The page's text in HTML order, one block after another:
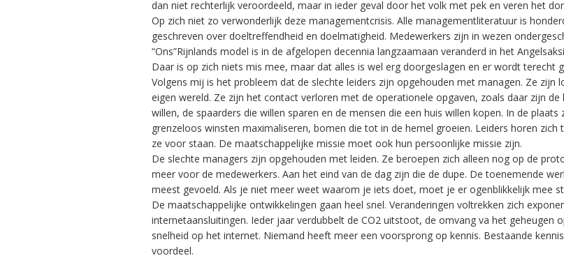
dan niet rechterlijk veroordeeld, maar in ieder geval door het volk met pek en veren het
Op zich niet zo verwonderlijk deze managementcrisis. Alle managementliteratuur is
geschreven over doeltreffendheid en doelmatigheid. Medewerkers zijn in wezen
“Ons”Rijnlands model is in de afgelopen decennia langzaamaan veranderd in het
Daar is op zich niets mis mee, maar dat alles is wel erg doorgeslagen en er wordt terecht
Volgens mij is het probleem dat de slechte leiders zijn opgehouden met managen. Ze zijn
eigen wereld. Ze zijn het contact verloren met de operationele opgaven, zoals daar zijn
willen, de spaarders die willen sparen en de mensen die een huis willen kopen. In de
grenzeloos winsten maximaliseren, bomen die tot in de hemel groeien. Leiders horen
ze voor staan. De maatschappelijke missie moet ook hun persoonlijke missie zijn.
De slechte managers zijn opgehouden met leiden. Ze beroepen zich alleen nog op de
meer voor de medewerkers. Aan het eind van de dag zijn die de dupe. De toenemende
meest gevoeld. Als je niet meer weet waarom je iets doet, moet je er ogenblikkelijk mee
De maatschappelijke ontwikkelingen gaan heel snel. Veranderingen voltrekken zich
internetaansluitingen. Ieder jaar verdubbelt de CO2 uitstoot, de omvang va het geheugen
snelheid op het internet. Niemand heeft meer een voorsprong op kennis. Bestaande
voordeel.